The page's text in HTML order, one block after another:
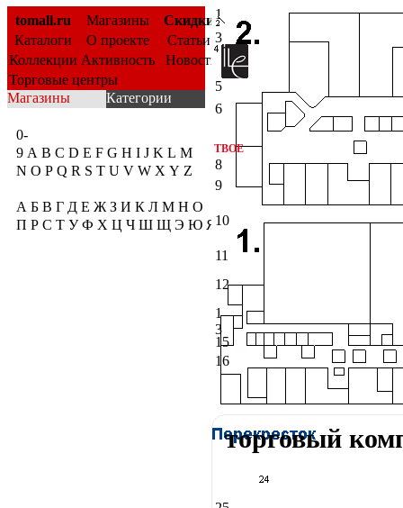
tomall.ru Магазины
Скидки
Каталоги
О проекте
Статьи
Коллекции Активность
Новости
Торговые центры
Магазины
Категории
0-
9 A B C D E F G H I J K L M
N O P Q R S T U V W X Y Z
А Б В Г Д Е Ж З И К Л М Н О
П Р С Т У Ф Х Ц Ч Ш Щ Э Ю Я
1
3
5
6
ТВОЕ
8
9
10
11
12
1
3
15
16
торговый